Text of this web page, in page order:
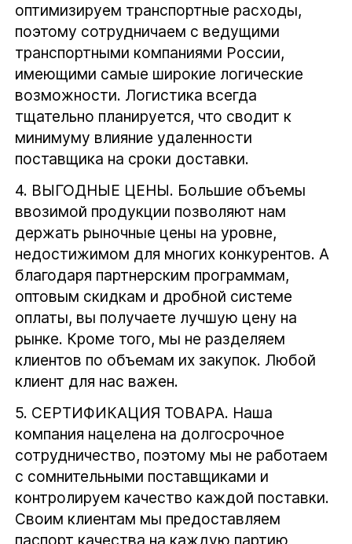
оптимизируем транспортные расходы,
поэтому сотрудничаем с ведущими
транспортными компаниями России,
имеющими самые широкие логические
возможности. Логистика всегда
тщательно планируется, что сводит к
минимуму влияние удаленности
поставщика на сроки доставки.
4. ВЫГОДНЫЕ ЦЕНЫ. Большие объемы
ввозимой продукции позволяют нам
держать рыночные цены на уровне,
недостижимом для многих конкурентов. А
благодаря партнерским программам,
оптовым скидкам и дробной системе
оплаты, вы получаете лучшую цену на
рынке. Кроме того, мы не разделяем
клиентов по объемам их закупок. Любой
клиент для нас важен.
5. СЕРТИФИКАЦИЯ ТОВАРА. Наша
компания нацелена на долгосрочное
сотрудничество, поэтому мы не работаем
с сомнительными поставщиками и
контролируем качество каждой поставки.
Своим клиентам мы предоставляем
паспорт качества на каждую партию